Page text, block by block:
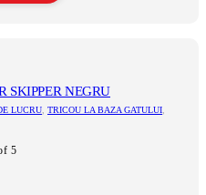
SKIPPER NEGRU
LUCRU, TRICOU LA BAZA GATULUI,
5